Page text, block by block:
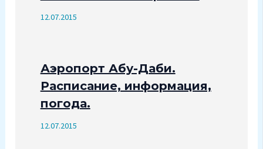
12.07.2015
Аэропорт Абу-Даби.
Расписание, информация,
погода.
12.07.2015